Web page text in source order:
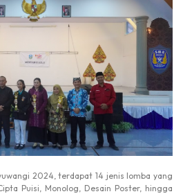
2024, terdapat 14 jenis lomba yang
Puisi, Monolog, Desain Poster, hingga